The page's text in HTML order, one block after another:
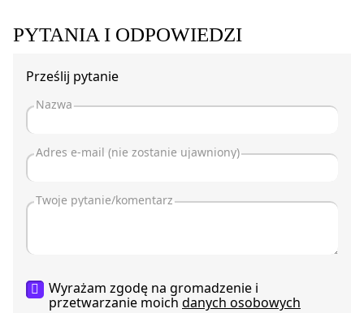
PYTANIA I ODPOWIEDZI
Prześlij pytanie
Wyrażam zgodę na gromadzenie i
przetwarzanie moich danych osobowych